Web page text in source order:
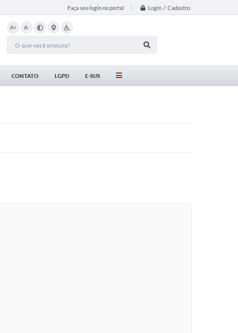
Faça seu login no portal Login / Cadastro
A+ A-
CONTATO LGPD E-SUS